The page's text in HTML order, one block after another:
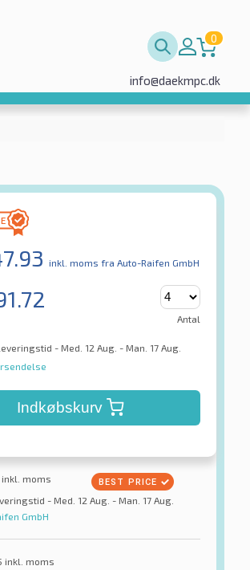
0
info@daekmpc.dk
inkl. moms fra Auto-Raifen GmbH
Antal
- Med. 12 Aug. - Man. 17 Aug.
Indkøbskurv
inkl. moms
- Med. 12 Aug. - Man. 17 Aug.
GmbH
inkl. moms